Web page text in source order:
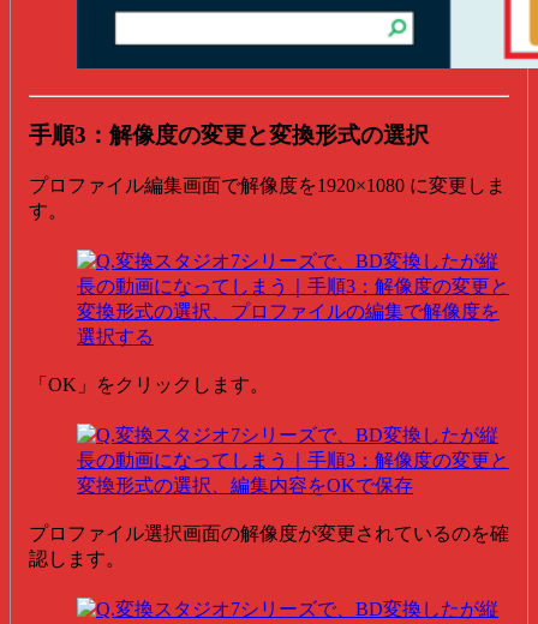
手順3：解像度の変更と変換形式の選択
プロファイル編集画面で解像度を1920×1080 に変更しま
す。
「OK」をクリックします。
プロファイル選択画面の解像度が変更されているのを確
認します。